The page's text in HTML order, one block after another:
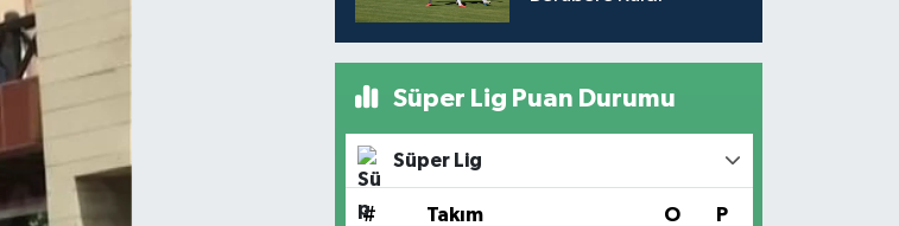
Süper Lig Puan Durumu
Süper Lig
# Takım O P